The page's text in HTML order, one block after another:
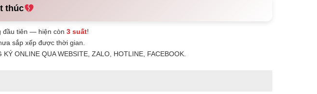
thúc
đầu tiên — hiện còn3 suất!
sắp xếp được thời gian.
ONLINE QUA WEBSITE, ZALO, HOTLINE, FACEBOOK.